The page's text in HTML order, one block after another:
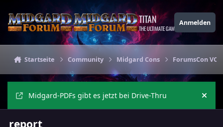
TITAN
THE ULTIMATE GAMING THEME
Anmelden
Startseite Community Midgard Cons ForumsCon
Midgard-PDFs gibt es jetzt bei Drive-Thru
report